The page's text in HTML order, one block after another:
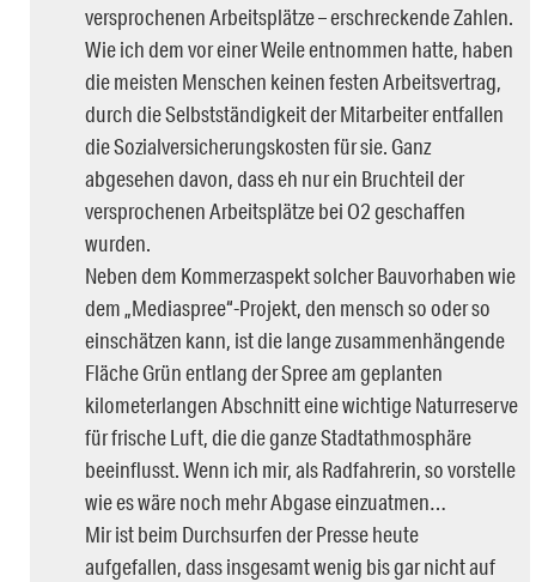
versprochenen Arbeitsplätze – erschreckende Zahlen.
Wie ich dem vor einer Weile entnommen hatte, haben
die meisten Menschen keinen festen Arbeitsvertrag,
durch die Selbstständigkeit der Mitarbeiter entfallen
die Sozialversicherungskosten für sie. Ganz
abgesehen davon, dass eh nur ein Bruchteil der
versprochenen Arbeitsplätze bei O2 geschaffen
wurden.
Neben dem Kommerzaspekt solcher Bauvorhaben wie
dem „Mediaspree“-Projekt, den mensch so oder so
einschätzen kann, ist die lange zusammenhängende
Fläche Grün entlang der Spree am geplanten
kilometerlangen Abschnitt eine wichtige Naturreserve
für frische Luft, die die ganze Stadtathmosphäre
beeinflusst. Wenn ich mir, als Radfahrerin, so vorstelle
wie es wäre noch mehr Abgase einzuatmen…
Mir ist beim Durchsurfen der Presse heute
aufgefallen, dass insgesamt wenig bis gar nicht auf